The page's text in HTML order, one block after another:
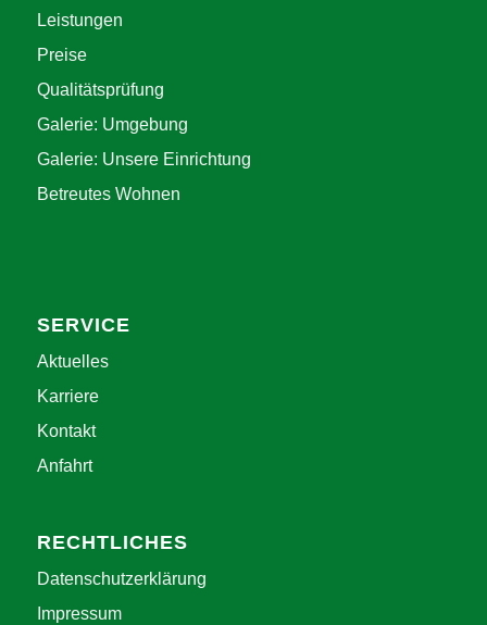
Leistungen
Preise
Qualitätsprüfung
Galerie: Umgebung
Galerie: Unsere Einrichtung
Betreutes Wohnen
SERVICE
Aktuelles
Karriere
Kontakt
Anfahrt
RECHTLICHES
Datenschutzerklärung
Impressum